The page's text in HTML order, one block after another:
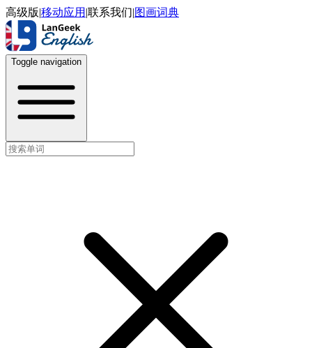
高级版|移动应用 |联系我们|图画词典
Toggle navigation